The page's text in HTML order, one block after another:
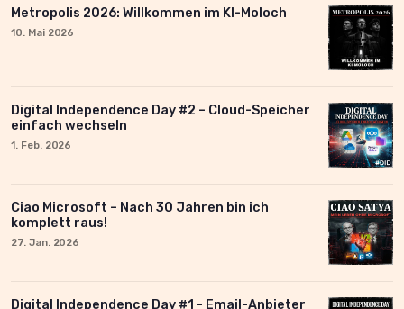
Metropolis 2026: Willkommen im KI-Moloch
10. Mai 2026
Digital Independence Day #2 – Cloud-Speicher
einfach wechseln
1. Feb. 2026
Ciao Microsoft – Nach 30 Jahren bin ich
komplett raus!
27. Jan. 2026
Digital Independence Day #1 - Email-Anbieter